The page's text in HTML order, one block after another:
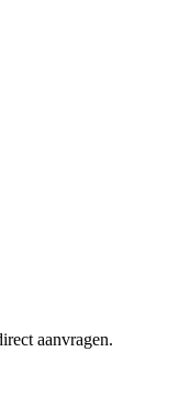
aanvragen.